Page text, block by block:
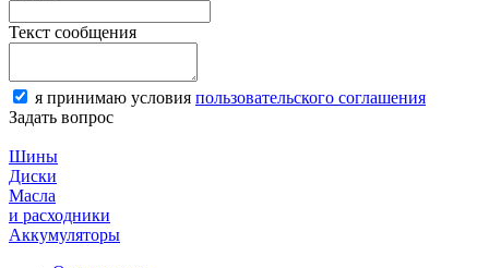
Текст сообщения
я принимаю условия пользовательского соглашения
Задать вопрос
Шины
Диски
Масла
и расходники
Аккумуляторы